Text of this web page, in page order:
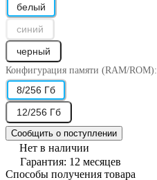
белый
синий
черный
Конфигурация памяти (RAM/ROM):
8/256 Гб
12/256 Гб
Сообщить о поступлении
Нет в наличии
Гарантия: 12 месяцев
Способы получения товара